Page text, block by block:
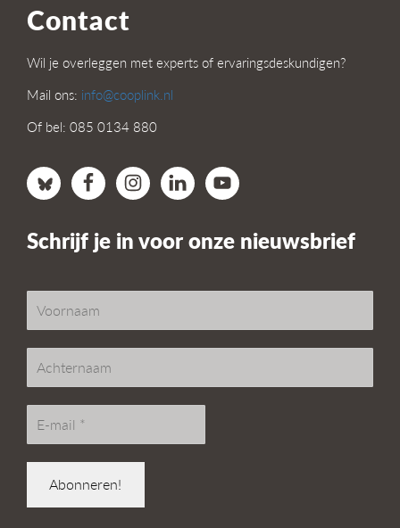
Contact
Wil je overleggen met experts of ervaringsdeskundigen?
Mail ons: info@cooplink.nl
Of bel: 085 0134 880
Schrijf je in voor onze nieuwsbrief